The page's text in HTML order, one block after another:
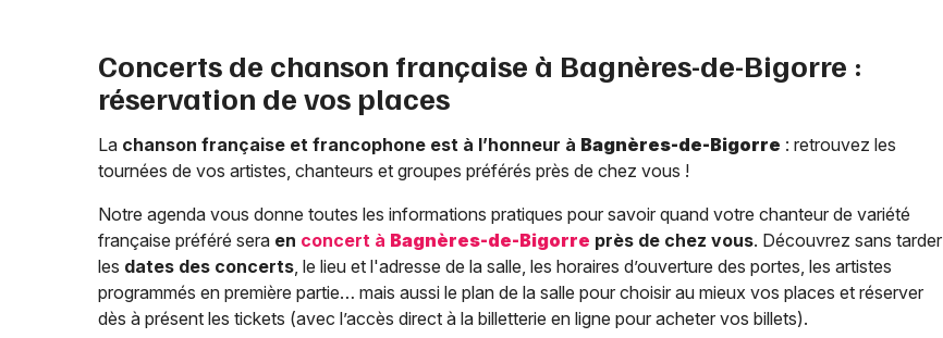
Concerts de chanson française à Bagnères-de-Bigorre :
réservation de vos places
La chanson française et francophone est à l’honneur à Bagnères-de-Bigorre : retrouvez les
tournées de vos artistes, chanteurs et groupes préférés près de chez vous !
Notre agenda vous donne toutes les informations pratiques pour savoir quand votre chanteur de variété
française préféré sera en concert à Bagnères-de-Bigorre près de chez vous. Découvrez sans tarder
les dates des concerts, le lieu et l'adresse de la salle, les horaires d’ouverture des portes, les artistes
programmés en première partie… mais aussi le plan de la salle pour choisir au mieux vos places et réserver
dès à présent les tickets (avec l’accès direct à la billetterie en ligne pour acheter vos billets).